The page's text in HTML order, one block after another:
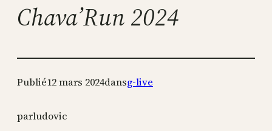
Chava’Run 2024
Publié12 mars 2024dansg-live
parludovic